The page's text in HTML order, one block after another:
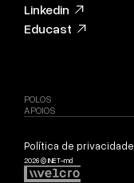
Linkedin
Educast
POLOS
APOIOS
2026 © INET-md
Política de privacidade